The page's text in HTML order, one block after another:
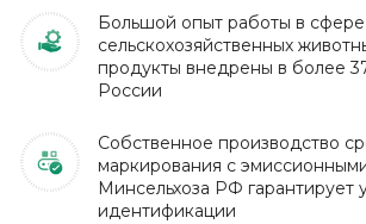
Большой опыт работы в сфере
сельскохозяйственных
продукты внедрены в более
России
Собственное производство
маркирования с
Минсельхоза РФ гарантирует
идентификации